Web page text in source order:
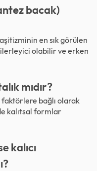
bacak)
en sık görülen
olabilir ve erken
mıdır?
bağlı olarak
kalıtsal formlar
kalıcı